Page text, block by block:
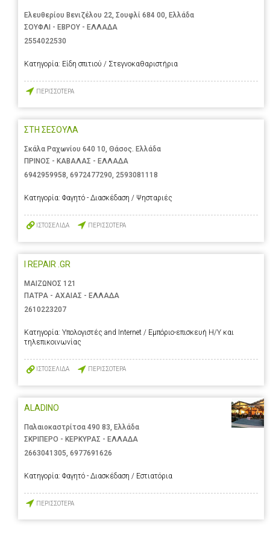
Ελευθερίου Βενιζέλου 22, Σουφλί 684 00, Ελλάδα
ΣΟΥΦΛΙ - ΕΒΡΟΥ - ΕΛΛΑΔΑ
2554022530
Κατηγορία: Είδη σπιτιού / Στεγνοκαθαριστήρια
ΠΕΡΙΣΣΟΤΕΡΑ
ΣΤΗ ΣΕΣΟΥΛΑ
Σκάλα Ραχωνίου 640 10, Θάσος. Ελλάδα
ΠΡΙΝΟΣ - ΚΑΒΑΛΑΣ - ΕΛΛΑΔΑ
6942959958, 6972477290, 2593081118
Κατηγορία: Φαγητό - Διασκέδαση / Ψησταριές
ΙΣΤΟΣΕΛΙΔΑ ΠΕΡΙΣΣΟΤΕΡΑ
I REPAIR .GR
ΜΑΙΖΩΝΟΣ 121
ΠΑΤΡΑ - ΑΧΑΙΑΣ - ΕΛΛΑΔΑ
2610223207
Κατηγορία: Υπολογιστές and Internet / Εμπόριο-επισκευή Η/Υ και
τηλεπικοινωνίας
ΙΣΤΟΣΕΛΙΔΑ ΠΕΡΙΣΣΟΤΕΡΑ
ALADINO
Παλαιοκαστρίτσα 490 83, Ελλάδα
ΣΚΡΙΠΕΡΟ - ΚΕΡΚΥΡΑΣ - ΕΛΛΑΔΑ
2663041305, 6977691626
Κατηγορία: Φαγητό - Διασκέδαση / Εστιατόρια
ΠΕΡΙΣΣΟΤΕΡΑ